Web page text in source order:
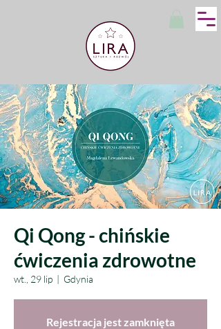
Qi Qong - chińskie
ćwiczenia zdrowotne
wt., 29 lip
  |
Gdynia
Rejestracja jest zamknięta